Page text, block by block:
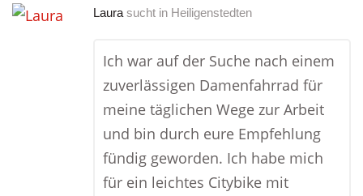
Laura sucht in Heiligenstedten
Ich war auf der Suche nach einem
zuverlässigen Damenfahrrad für
meine täglichen Wege zur Arbeit
und bin durch eure Empfehlung
fündig geworden. Ich habe mich
für ein leichtes Citybike mit